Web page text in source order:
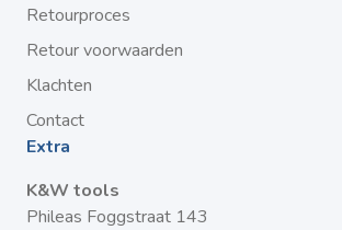
Retourproces
Retour voorwaarden
Klachten
Contact
Extra
K&W tools
Phileas Foggstraat 143